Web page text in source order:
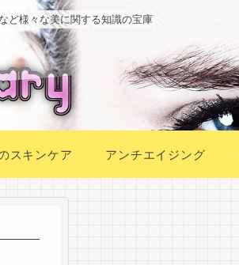
ど様々な美に関する知識の宝庫
スキンケア アンチエイジング